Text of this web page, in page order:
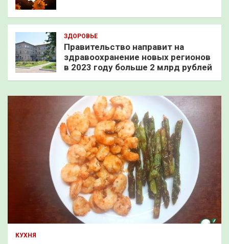
ЗДОРОВЬЕ
Правительство направит на
здравоохранение новых регионов
в 2023 году больше 2 млрд рублей
КУХНЯ